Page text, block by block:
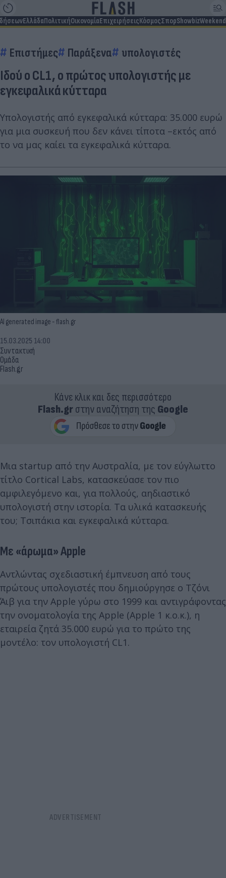
ΕλλάδαΠολιτικήΟικονομίαΕπιχειρήσειςΚόσμοςΣπορShowbizWeekend
Επιστήμες Παράξενα υπολογιστές
Ιδού ο CL1, ο πρώτος υπολογιστής με
εγκεφαλικά κύτταρα
Υπολογιστής από εγκεφαλικά κύτταρα: 35.000 ευρώ
για μια συσκευή που δεν κάνει τίποτα –εκτός από
το να μας καίει τα εγκεφαλικά κύτταρα.
AI generated image - flash.gr
Συντακτική
Ομάδα
Flash.gr
15.03.2025 14:00
Κάνε κλικ και δες περισσότερο
Flash.grστην αναζήτηση της Google
Μια startup από την Αυστραλία, με τον εύγλωττο
τίτλο Cortical Labs, κατασκεύασε τον πιο
αμφιλεγόμενο και, για πολλούς, αηδιαστικό
υπολογιστή στην ιστορία. Τα υλικά κατασκευής
του; Τσιπάκια και εγκεφαλικά κύτταρα.
Με «άρωμα» Apple
Αντλώντας σχεδιαστική έμπνευση από τους
πρώτους υπολογιστές που δημιούργησε ο Τζόνι
Άιβ για την Apple γύρω στο 1999 και αντιγράφοντας
την ονοματολογία της Apple (Apple 1 κ.ο.κ.), η
εταιρεία ζητά 35.000 ευρώ για το πρώτο της
μοντέλο: τον υπολογιστή CL1.